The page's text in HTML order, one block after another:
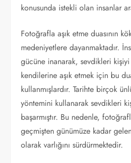
konusunda istekli olan insanlar
Fotoğrafla aşık etme duasının
medeniyetlere dayanmaktadır.
gücüne inanarak, sevdikleri
kendilerine aşık etmek için bu
kullanmışlardır. Tarihte birçok
yöntemini kullanarak sevdikleri
başarmıştır. Bu nedenle,
geçmişten günümüze kadar
olarak varlığını sürdürmektedir.